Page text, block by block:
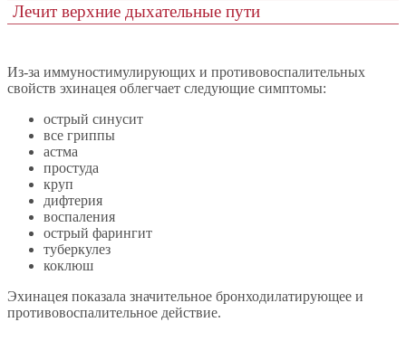
Лечит верхние дыхательные пути
Из-за иммуностимулирующих и противовоспалительных
свойств эхинацея облегчает следующие симптомы:
острый синусит
все гриппы
астма
простуда
круп
дифтерия
воспаления
острый фарингит
туберкулез
коклюш
Эхинацея показала значительное бронходилатирующее и
противовоспалительное действие.